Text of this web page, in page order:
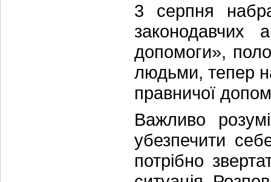
3 серпня
законодавчих
допомоги»,
людьми, тепер
правничої
Важливо
убезпечити
потрібно